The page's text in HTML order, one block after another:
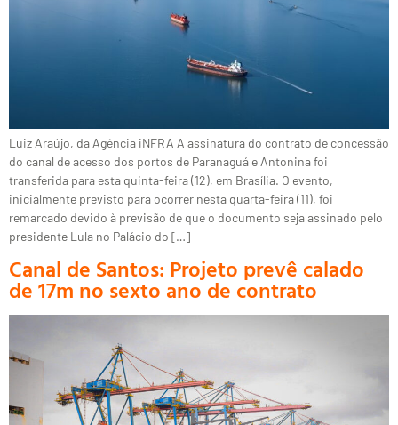
Luiz Araújo, da Agência iNFRA A assinatura do contrato de concessão
do canal de acesso dos portos de Paranaguá e Antonina foi
transferida para esta quinta-feira (12), em Brasília. O evento,
inicialmente previsto para ocorrer nesta quarta-feira (11), foi
remarcado devido à previsão de que o documento seja assinado pelo
presidente Lula no Palácio do […]
Canal de Santos: Projeto prevê calado
de 17m no sexto ano de contrato